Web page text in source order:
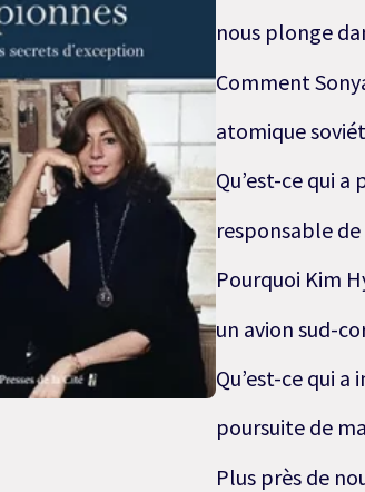
nous plonge
Comment
atomique
Qu’est-ce qui
responsable
Pourquoi Kim
un avion sud-
Qu’est-ce qui
poursuite de
Plus près de